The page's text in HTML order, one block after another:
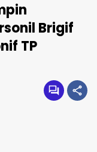
Brigif
TP